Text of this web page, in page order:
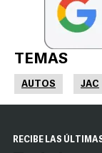
TEMAS
AUTOS JAC
RECIBE LAS